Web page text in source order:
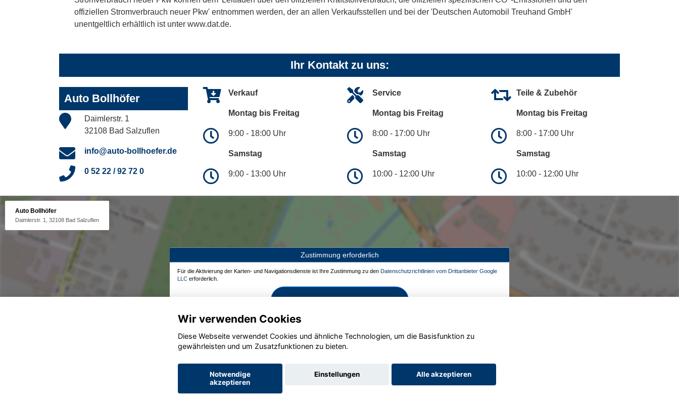
offiziellen Stromverbrauch neuer Pkw' entnommen werden, der an allen Verkaufsstellen und bei der 'Deutschen Automobil Treuhand GmbH'
unentgeltlich erhältlich ist unter www.dat.de.
Ihr Kontakt zu uns:
Auto Bollhöfer
Daimlerstr. 1
32108 Bad Salzuflen
info@auto-bollhoefer.de
0 52 22 / 92 72 0
Verkauf
Montag bis Freitag
9:00 - 18:00 Uhr
Samstag
9:00 - 13:00 Uhr
Service
Montag bis Freitag
8:00 - 17:00 Uhr
Samstag
10:00 - 12:00 Uhr
Teile & Zubehör
Montag bis Freitag
8:00 - 17:00 Uhr
Samstag
10:00 - 12:00 Uhr
Auto Bollhöfer
Daimlerstr. 1, 32108 Bad Salzuflen
Zustimmung erforderlich
Für die Aktivierung der Karten- und Navigationsdienste ist Ihre Zustimmung zu den Datenschutzrichtlinien vom Drittanbieter Google
LLC erforderlich.
Wir verwenden Cookies
Diese Webseite verwendet Cookies und ähnliche Technologien, um die Basisfunktion zu
gewährleisten und um Zusatzfunktionen zu bieten.
Notwendige
akzeptieren
Einstellungen Alle akzeptieren